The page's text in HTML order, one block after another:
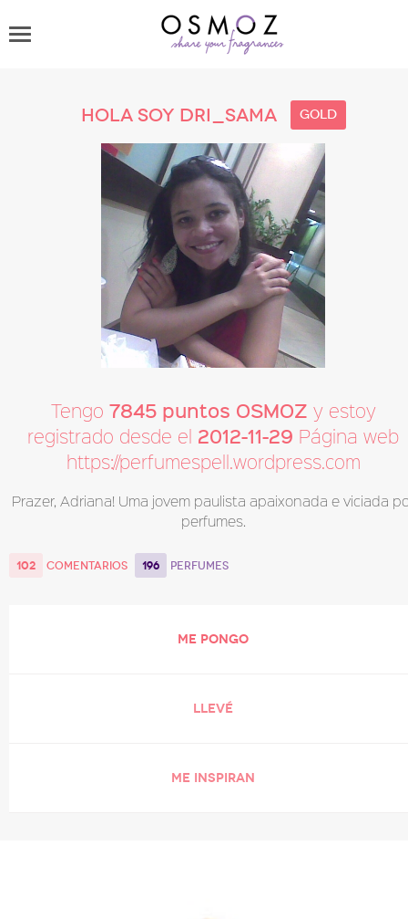
Hola soy dri_sama gold
Tengo 7845 puntos OSMOZ y estoy
registrado desde el 2012-11-29 Página web
https://perfumespell.wordpress.com
Prazer, Adriana! Uma jovem paulista apaixonada e viciada
perfumes.
102 COMENTARIOS 196 PERFUMES
ME PONGO
LLEVÉ
ME INSPIRAN